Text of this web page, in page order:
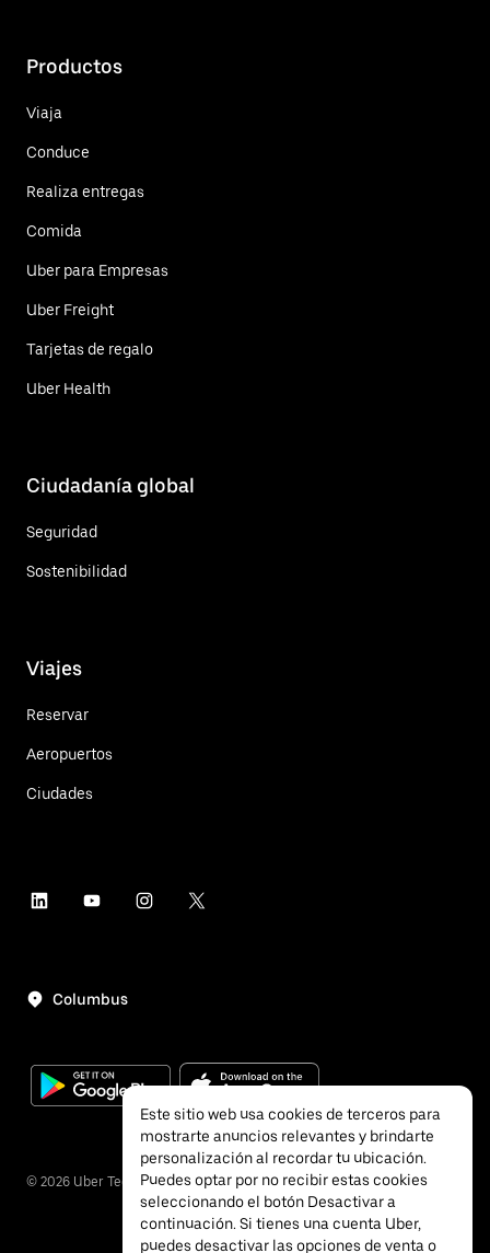
Productos
Viaja
Conduce
Realiza entregas
Comida
Uber para Empresas
Uber Freight
Tarjetas de regalo
Uber Health
Ciudadanía global
Seguridad
Sostenibilidad
Viajes
Reservar
Aeropuertos
Ciudades
Columbus
© 2026 Uber Technologies, Inc.
Este sitio web usa cookies de terceros para
mostrarte anuncios relevantes y brindarte
personalización al recordar tu ubicación.
Puedes optar por no recibir estas cookies
seleccionando el botón Desactivar a
continuación. Si tienes una cuenta Uber,
puedes desactivar las opciones de venta o